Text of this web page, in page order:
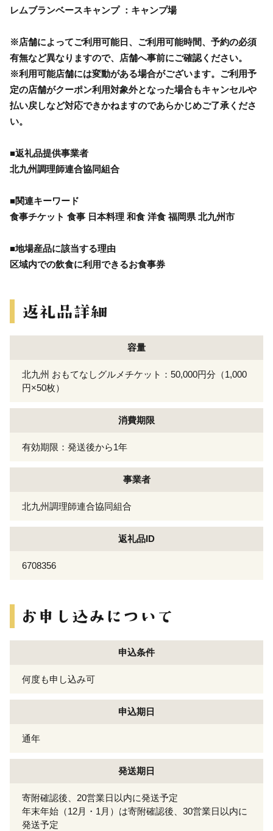
レムブランベースキャンプ ：キャンプ場
※店舗によってご利用可能日、ご利用可能時間、予約の必須
有無など異なりますので、店舗へ事前にご確認ください。
※利用可能店舗には変動がある場合がございます。ご利用予
定の店舗がクーポン利用対象外となった場合もキャンセルや
払い戻しなど対応できかねますのであらかじめご了承くださ
い。
■返礼品提供事業者
北九州調理師連合協同組合
■関連キーワード
食事チケット 食事 日本料理 和食 洋食 福岡県 北九州市
■地場産品に該当する理由
区域内での飲食に利用できるお食事券
容量
北九州 おもてなしグルメチケット：50,000円分（1,000
円×50枚）
消費期限
有効期限：発送後から1年
事業者
北九州調理師連合協同組合
返礼品ID
6708356
申込条件
何度も申し込み可
申込期日
通年
発送期日
寄附確認後、20営業日以内に発送予定
年末年始（12月・1月）は寄附確認後、30営業日以内に
発送予定